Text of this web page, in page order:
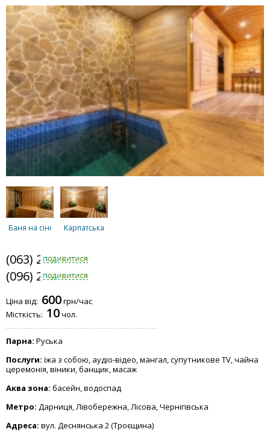
Баня на сіні Карпатська
(063) 236-8242
(096) 208-3505
Ціна від: 600грн/час
Місткість: 10чол.
Парна: Руська
Послуги: їжа з собою, аудіо-відео, мангал, супутникове TV, чайна
церемонія, віники, банщик, масаж
Аква зона: басейн, водоспад
Метро: Дарниця, Лівобережна, Лісова, Чернігівська
Адреса: вул. Деснянська 2 (Троєщина)